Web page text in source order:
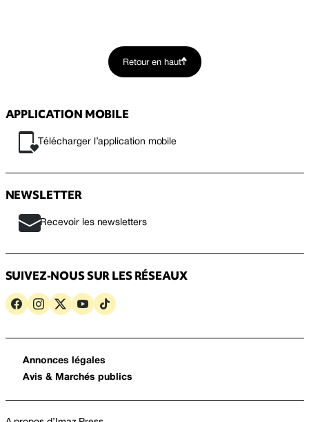
Retour en haut
APPLICATION MOBILE
Télécharger l’application mobile
NEWSLETTER
Recevoir les newsletters
SUIVEZ-NOUS SUR LES RÉSEAUX
Annonces légales
Avis & Marchés publics